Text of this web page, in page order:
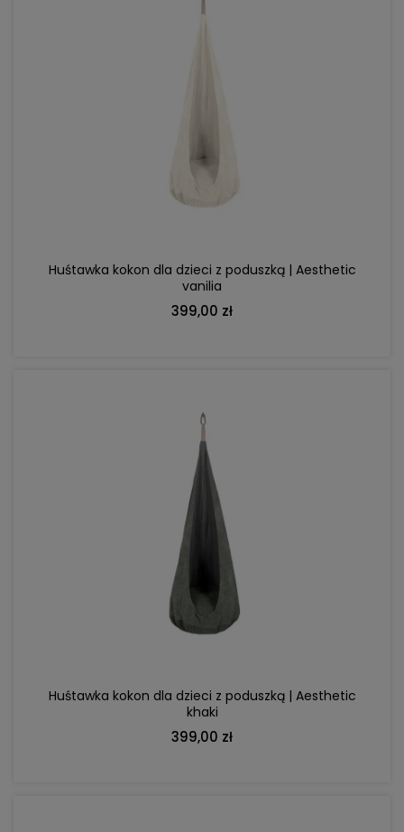
Huśtawka kokon dla dzieci z poduszką | Aesthetic
vanilia
399,00 zł
DO KOSZYKA
Huśtawka kokon dla dzieci z poduszką | Aesthetic
khaki
399,00 zł
DO KOSZYKA